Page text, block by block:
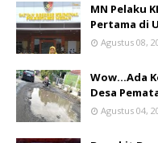
MN Pelaku
Pertama di
Agustus 08,
Wow...Ada
Desa
Agustus 04,